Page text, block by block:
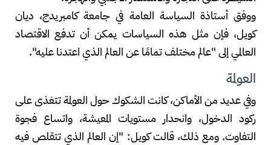
ووفق أستاذة السياسة العامة في جامعة كامبريدج، ديان
كويل، فإن مثل هذه السياسات يمكن أن تدفع الاقتصاد
العالمي إلى "عالم مختلف تمامًا عن العالم الذي اعتدنا عليه".
العولمة
وفي عديد من الأماكن، كانت الشكوك حول العولمة تتغذى على
ركود الدخول، وانحدار مستويات المعيشة، واتساع فجوة
التفاوت. ومع ذلك، قالت كويل: "إن العالم الذي تتقلص فيه